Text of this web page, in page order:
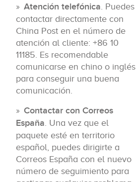
Atención telefónica. Puedes
contactar directamente con
China Post en el número de
atención al cliente: +86 10
11185. Es recomendable
comunicarse en chino o inglés
para conseguir una buena
comunicación.
Contactar con Correos
España. Una vez que el
paquete esté en territorio
español, puedes dirigirte a
Correos España con el nuevo
número de seguimiento para